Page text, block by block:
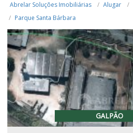
Abrelar Soluções Imobiliárias Alugar
Parque Santa Bárbara
GALPÃO